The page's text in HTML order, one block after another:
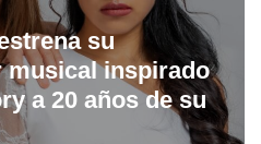
su
inspirado
a 20 años de su